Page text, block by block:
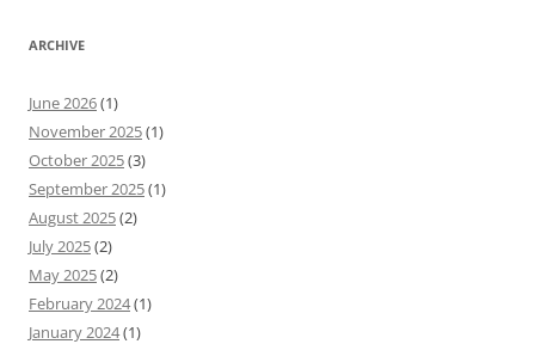
ARCHIVE
June 2026(1)
November 2025(1)
October 2025(3)
September 2025(1)
August 2025(2)
July 2025(2)
May 2025(2)
February 2024(1)
January 2024(1)